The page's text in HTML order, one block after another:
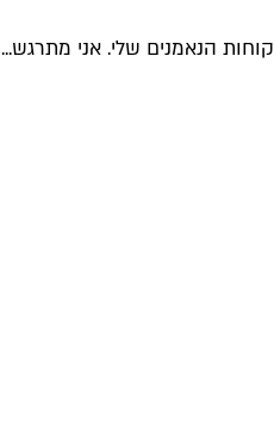
הנאמנים שלי. אני מתרגש...